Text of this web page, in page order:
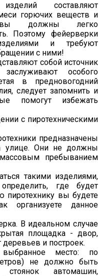
составляют
горючих веществ и
должны легко
Поэтому фейерверки
и требуют
с ними!
собой источник
особого
в предновогодний
следует запомнить и
помогут избежать
с пиротехническими
предназначены
улице. Они не должны
пребыванием
такими изделиями,
где будет
пиротехнику вы будете
организуете данное
В идеальном случае
площадка - двор,
деревьев и построек.
место: по
не должно быть
стоянок автомашин,